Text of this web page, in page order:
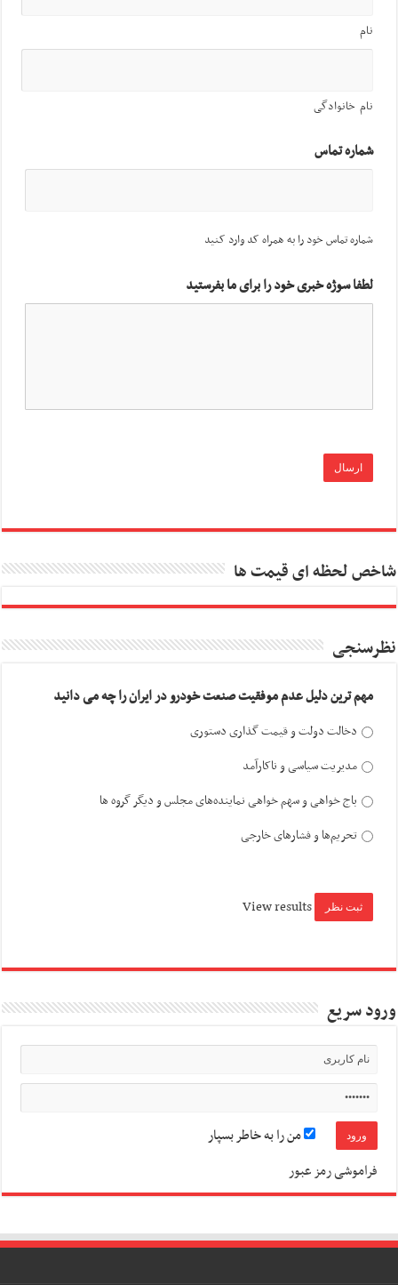
نام
نام خانوادگی
شماره تماس
شماره تماس خود را به همراه کد وارد کنید
لطفا سوژه خبری خود را برای ما بفرستید
شاخص لحظه ای قیمت ها
نظرسنجی
مهم ترین دلیل عدم موفقیت صنعت خودرو در ایران را چه می دانید
دخالت دولت و قیمت گذاری دستوری
مدیریت سیاسی و ناکارآمد
باج خواهی و سهم خواهی نماینده‌های مجلس و دیگر گروه ها
تحریم‌ها و فشارهای خارجی
View results
ورود سریع
من را به خاطر بسپار
فراموشی رمز عبور